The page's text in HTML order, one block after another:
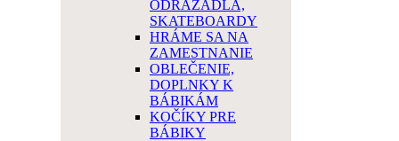
ODRÁŽADLA,
SKATEBOARDY
HRÁME SA NA
ZAMESTNANIE
OBLEČENIE,
DOPLNKY K
BÁBIKÁM
KOČÍKY PRE
BÁBIKY